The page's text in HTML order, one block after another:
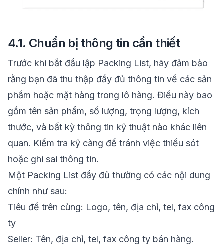
4.1. Chuẩn bị thông tin cần thiết
Trước khi bắt đầu lập Packing List, hãy đảm bảo
rằng bạn đã thu thập đầy đủ thông tin về các sản
phẩm hoặc mặt hàng trong lô hàng. Điều này bao
gồm tên sản phẩm, số lượng, trọng lượng, kích
thước, và bất kỳ thông tin kỹ thuật nào khác liên
quan. Kiểm tra kỹ càng để tránh việc thiếu sót
hoặc ghi sai thông tin.
Một Packing List đầy đủ thường có các nội dung
chính như sau:
Tiêu đề trên cùng: Logo, tên, địa chỉ, tel, fax công
ty
Seller: Tên, địa chỉ, tel, fax công ty bán hàng.